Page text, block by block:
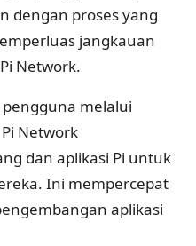
dengan proses yang
jangkauan
Network.
melalui
Network
dan aplikasi Pi untuk
Ini mempercepat
aplikasi